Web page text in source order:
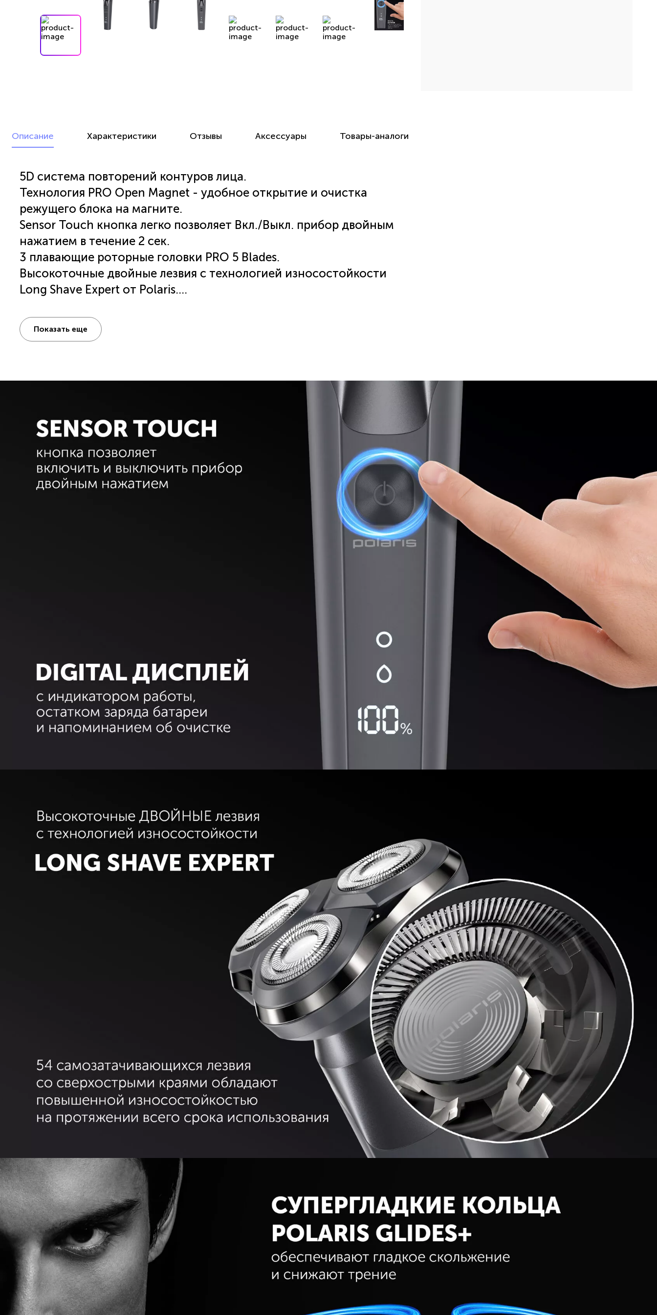
Описание Характеристики Отзывы Аксессуары Товары-аналоги
5D система повторений контуров лица.
Технология PRO Open Magnet - удобное открытие и очистка
режущего блока на магните.
Sensor Touch кнопка легко позволяет Вкл./Выкл. прибор двойным
нажатием в течение 2 сек.
3 плавающие роторные головки PRO 5 Blades.
Высокоточные двойные лезвия с технологией износостойкости
Long Shave Expert от Polaris.
Подходит для сухого и влажного бритья.
Степень влагозащиты IPх7.
Цифрой LCD дисплей с индикатором работы, остатком заряда
батареи и напоминание об очистке.
Работа от сети и от аккумулятора.
Зарядный кабель 1,2 м и адаптер питания в комплекте.
Твердый чехол для хранения и перевозки.
+ 1 сменный режущий блок на магните в комплекте
Показать еще